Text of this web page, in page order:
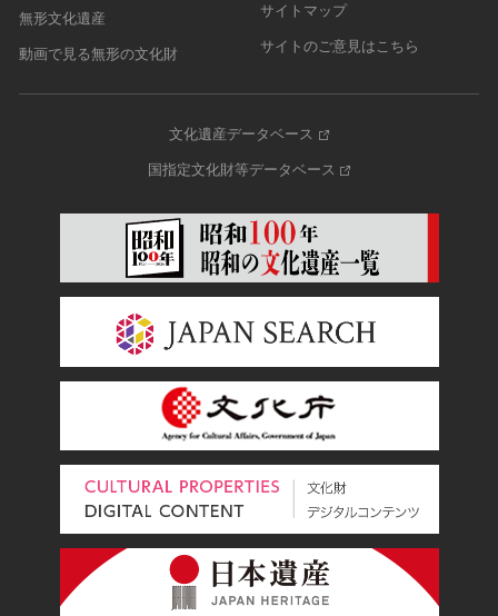
無形文化遺産
動画で見る無形の文化財
サイトマップ
サイトのご意見はこちら
文化遺産データベース
国指定文化財等データベース